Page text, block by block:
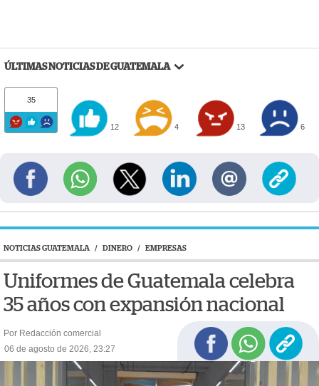
ÚLTIMAS NOTICIAS DE GUATEMALA
35
12 4 13 6
NOTICIAS GUATEMALA / DINERO / EMPRESAS
Uniformes de Guatemala celebra
35 años con expansión nacional
Por Redacción comercial
06 de agosto de 2026, 23:27